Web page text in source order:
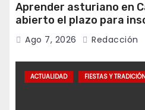
Aprender asturiano en
abierto el plazo para
programa Falamos
Ago 7, 2026 Redacción
ACTUALIDAD FIESTAS Y